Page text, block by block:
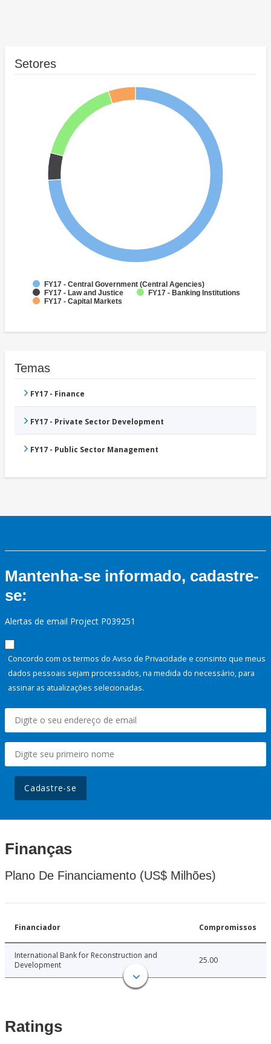
Setores
FY17 - Central Government (Central Agencies)
FY17 - Law and Justice
FY17 - Banking Institutions
FY17 - Capital Markets
Temas
FY17 - Finance
FY17 - Private Sector Development
FY17 - Public Sector Management
Mantenha-se informado, cadastre-
se:
Alertas de email Project P039251
Concordo com os termos do Aviso de Privacidade e consinto que meus
dados pessoais sejam processados, na medida do necessário, para
assinar as atualizações selecionadas.
Cadastre-se
Finanças
Plano De Financiamento (US$ Milhões)
Financiador Compromissos
International Bank for Reconstruction and
Development
25.00
Ratings